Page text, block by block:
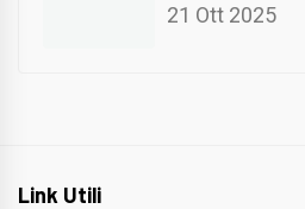
21 Ott 2025
Link Utili